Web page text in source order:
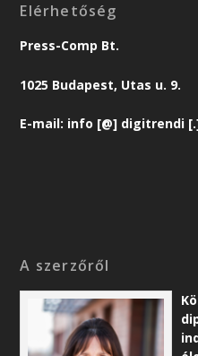
Elérhetőség
Press-Comp Bt.
1025 Budapest, Utas u. 9.
E-mail: info [@] digitrendi
A szerzőről